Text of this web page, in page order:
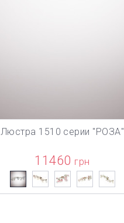
В КОРЗИНУ
Люстра 1510 серии "РОЗА"
11460 грн